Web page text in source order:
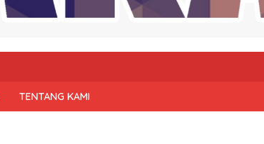
TENTANG KAMI